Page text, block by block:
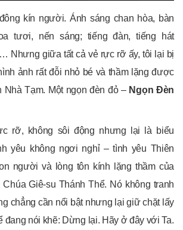
kín người. Ánh sáng chan hòa, bàn
tươi, nến sáng; tiếng đàn, tiếng hát
Nhưng giữa tất cả vẻ rực rỡ ấy, tôi lại bị
ảnh rất đỗi nhỏ bé và thầm lặng được
Nhà Tạm. Một ngọn đèn đỏ – Ngọn Đèn
rỡ, không sôi động nhưng lại là biểu
yêu không ngơi nghỉ – tình yêu Thiên
người và lòng tôn kính lặng thầm của
Giê-su Thánh Thể. Nó không tranh
chẳng cần nổi bật nhưng lại giữ chặt lấy
đang nói khẽ: Dừng lại. Hãy ở đây với Ta.